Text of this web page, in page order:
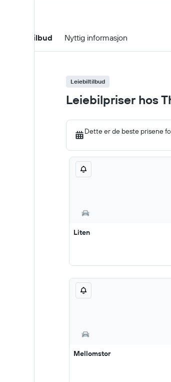
Leiebiltilbud Nyttig informasjon
Leiebiltilbud
Leiebilpriser hos
Dette er de beste prisene
Liten
Mellomstor